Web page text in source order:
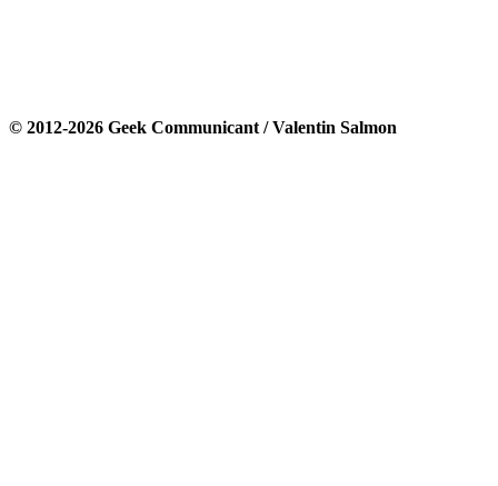
© 2012-2026 Geek Communicant / Valentin Salmon